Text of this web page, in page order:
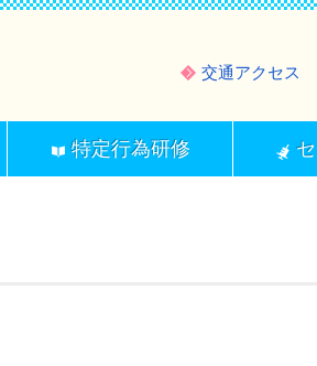
交通アクセス
特定行為研修